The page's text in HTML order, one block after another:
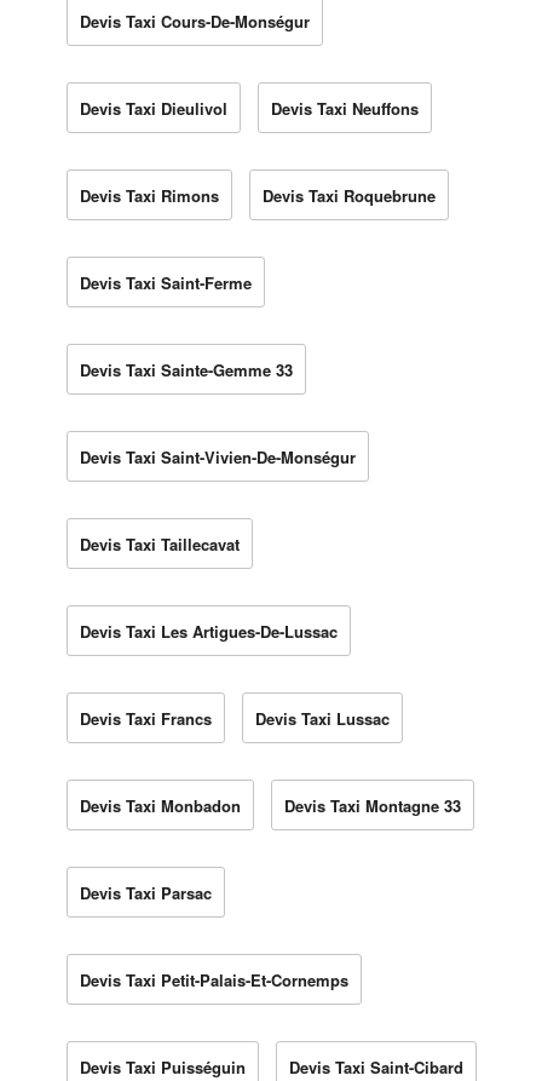
Devis Taxi Cours-De-Monségur
Devis Taxi Dieulivol Devis Taxi Neuffons
Devis Taxi Rimons Devis Taxi Roquebrune
Devis Taxi Saint-Ferme
Devis Taxi Sainte-Gemme 33
Devis Taxi Saint-Vivien-De-Monségur
Devis Taxi Taillecavat
Devis Taxi Les Artigues-De-Lussac
Devis Taxi Francs Devis Taxi Lussac
Devis Taxi Monbadon Devis Taxi Montagne 33
Devis Taxi Parsac
Devis Taxi Petit-Palais-Et-Cornemps
Devis Taxi Puisséguin Devis Taxi Saint-Cibard